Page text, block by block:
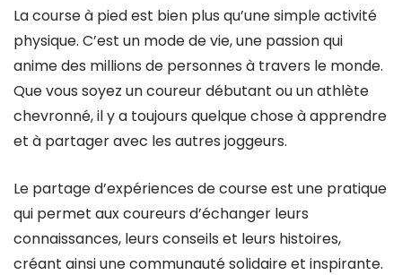
pour les coureurs
La course à pied est bien plus qu’une simple activité
physique. C’est un mode de vie, une passion qui
anime des millions de personnes à travers le monde.
Que vous soyez un coureur débutant ou un athlète
chevronné, il y a toujours quelque chose à apprendre
et à partager avec les autres joggeurs.
Le partage d’expériences de course est une pratique
qui permet aux coureurs d’échanger leurs
connaissances, leurs conseils et leurs histoires,
créant ainsi une communauté solidaire et inspirante.